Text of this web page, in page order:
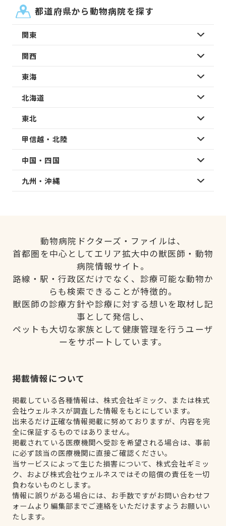
都道府県から動物病院を探す
関東
関西
東海
北海道
東北
甲信越・北陸
中国・四国
九州・沖縄
動物病院ドクターズ・ファイルは、
首都圏を中心としてエリア拡大中の獣医師・動物
病院情報サイト。
路線・駅・行政区だけでなく、診療可能な動物か
らも検索できることが特徴的。
獣医師の診療方針や診療に対する想いを取材し記
事として発信し、
ペットも大切な家族として健康管理を行うユーザ
ーをサポートしています。
掲載情報について
掲載している各種情報は、株式会社ギミック、または株式
会社ウェルネスが調査した情報をもとにしています。
出来るだけ正確な情報掲載に努めておりますが、内容を完
全に保証するものではありません。
掲載されている医療機関へ受診を希望される場合は、事前
に必ず該当の医療機関に直接ご確認ください。
当サービスによって生じた損害について、株式会社ギミッ
ク、および株式会社ウェルネスではその賠償の責任を一切
負わないものとします。
情報に誤りがある場合には、お手数ですがお問い合わせフ
ォームより編集部までご連絡をいただけますようお願いい
たします。